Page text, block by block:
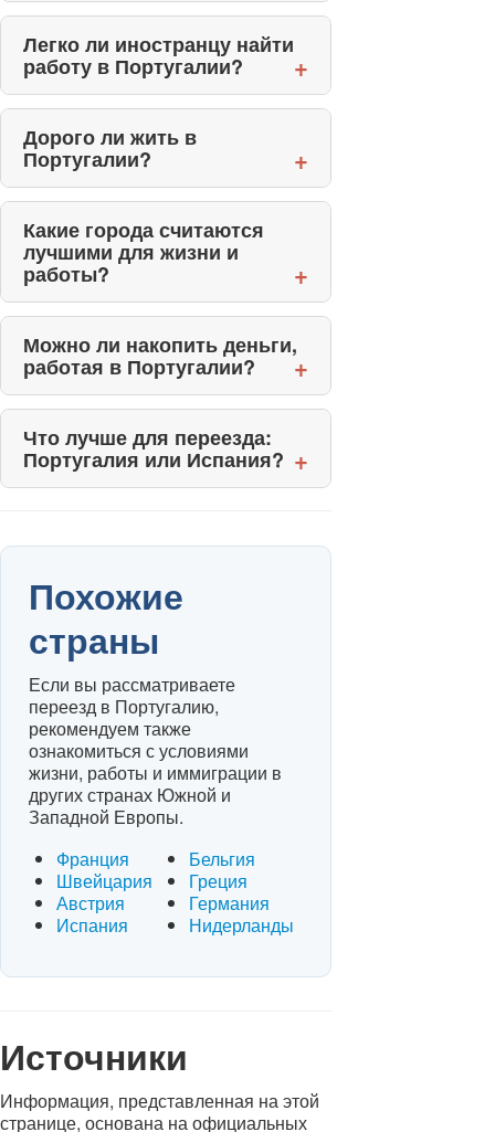
Легко ли иностранцу найти
работу в Португалии?
Дорого ли жить в
Португалии?
Какие города считаются
лучшими для жизни и
работы?
Можно ли накопить деньги,
работая в Португалии?
Что лучше для переезда:
Португалия или Испания?
Похожие
страны
Если вы рассматриваете
переезд в Португалию,
рекомендуем также
ознакомиться с условиями
жизни, работы и иммиграции в
других странах Южной и
Западной Европы.
Франция
Швейцария
Австрия
Испания
Бельгия
Греция
Германия
Нидерланды
Источники
Информация, представленная на этой
странице, основана на официальных